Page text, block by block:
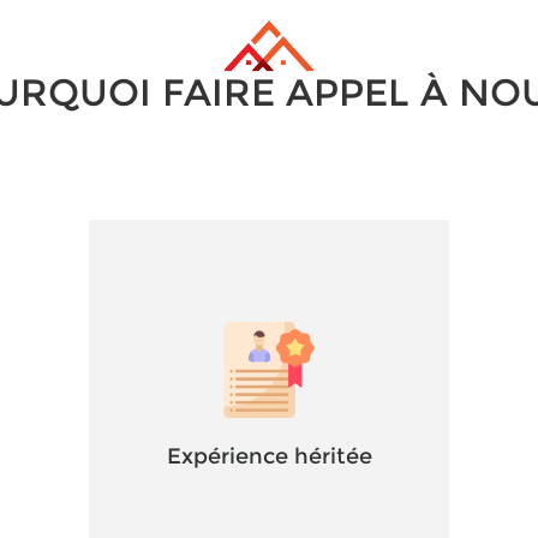
FAIRE APPEL À
Expérience héritée